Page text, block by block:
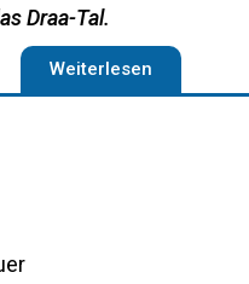
Draa-Tal.
Weiterlesen